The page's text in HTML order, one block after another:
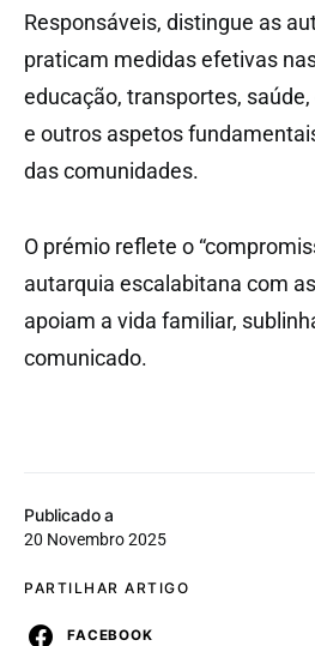
Publicado a
20 Novembro 2025
PARTILHAR ARTIGO
FACEBOOK
Responsáveis, distingue as
praticam medidas efetivas
educação, transportes,
e outros aspetos
das comunidades.
O prémio reflete o
autarquia escalabitana com
apoiam a vida familiar,
comunicado.